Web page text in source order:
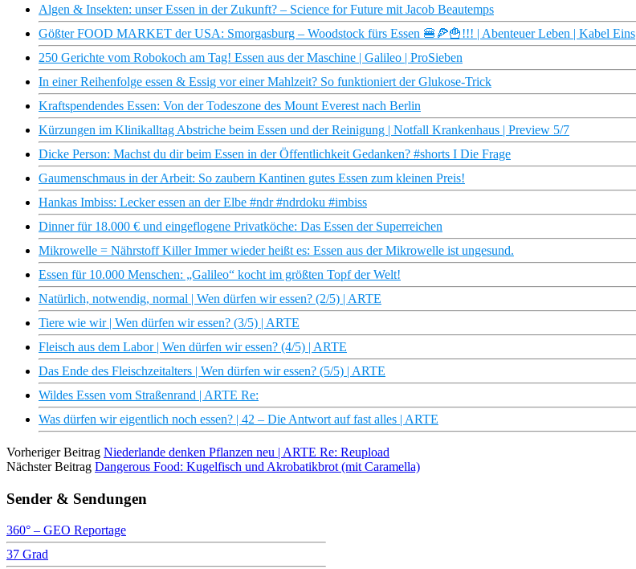
Algen & Insekten: unser Essen in der Zukunft? – Science for Future mit Jacob Beautemps
Gößter FOOD MARKET der USA: Smorgasburg – Woodstock fürs Essen 🍔🍕🍟!!! | Abenteuer Leben | Kabel Eins
250 Gerichte vom Robokoch am Tag! Essen aus der Maschine | Galileo | ProSieben
In einer Reihenfolge essen & Essig vor einer Mahlzeit? So funktioniert der Glukose-Trick
Kraftspendendes Essen: Von der Todeszone des Mount Everest nach Berlin
Kürzungen im Klinikalltag Abstriche beim Essen und der Reinigung | Notfall Krankenhaus | Preview 5/7
Dicke Person: Machst du dir beim Essen in der Öffentlichkeit Gedanken? #shorts I Die Frage
Gaumenschmaus in der Arbeit: So zaubern Kantinen gutes Essen zum kleinen Preis!
Hankas Imbiss: Lecker essen an der Elbe #ndr #ndrdoku #imbiss
Dinner für 18.000 € und eingeflogene Privatköche: Das Essen der Superreichen
Mikrowelle = Nährstoff Killer Immer wieder heißt es: Essen aus der Mikrowelle ist ungesund.
Essen für 10.000 Menschen: „Galileo“ kocht im größten Topf der Welt!
Natürlich, notwendig, normal | Wen dürfen wir essen? (2/5) | ARTE
Tiere wie wir | Wen dürfen wir essen? (3/5) | ARTE
Fleisch aus dem Labor | Wen dürfen wir essen? (4/5) | ARTE
Das Ende des Fleischzeitalters | Wen dürfen wir essen? (5/5) | ARTE
Wildes Essen vom Straßenrand | ARTE Re:
Was dürfen wir eigentlich noch essen? | 42 – Die Antwort auf fast alles | ARTE
Vorheriger Beitrag Niederlande denken Pflanzen neu | ARTE Re: Reupload
Nächster Beitrag Dangerous Food: Kugelfisch und Akrobatikbrot (mit Caramella)
Sender & Sendungen
360° – GEO Reportage
37 Grad